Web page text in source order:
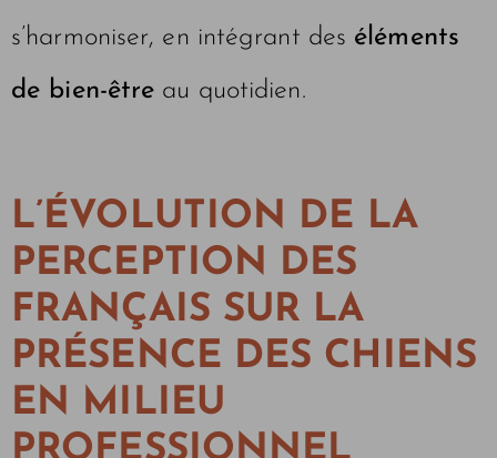
s’harmoniser, en intégrant des éléments
de bien-être au quotidien.
L’ÉVOLUTION DE LA
PERCEPTION DES
FRANÇAIS SUR LA
PRÉSENCE DES CHIENS
EN MILIEU